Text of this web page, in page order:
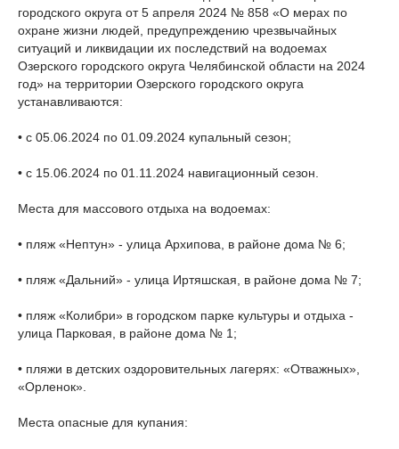
городского округа от 5 апреля 2024 № 858 «О мерах по
охране жизни людей, предупреждению чрезвычайных
ситуаций и ликвидации их последствий на водоемах
Озерского городского округа Челябинской области на 2024
год» на территории Озерского городского округа
устанавливаются:
• с 05.06.2024 по 01.09.2024 купальный сезон;
• с 15.06.2024 по 01.11.2024 навигационный сезон.
Места для массового отдыха на водоемах:
• пляж «Нептун» - улица Архипова, в районе дома № 6;
• пляж «Дальний» - улица Иртяшская, в районе дома № 7;
• пляж «Колибри» в городском парке культуры и отдыха -
улица Парковая, в районе дома № 1;
• пляжи в детских оздоровительных лагерях: «Отважных»,
«Орленок».
Места опасные для купания: